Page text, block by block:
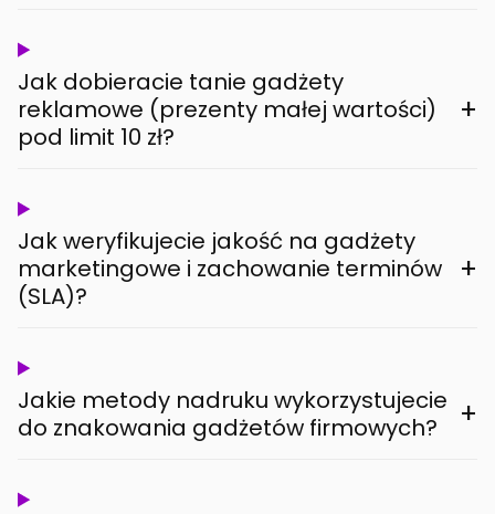
Jak dobieracie tanie gadżety
reklamowe (prezenty małej wartości)
pod limit 10 zł?
+
Jak weryfikujecie jakość na gadżety
marketingowe i zachowanie terminów
(SLA)?
+
Jakie metody nadruku wykorzystujecie
do znakowania gadżetów firmowych?
+